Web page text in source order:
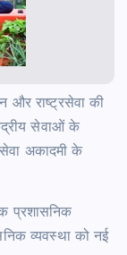
और राष्ट्रसेवा की
सेवाओं के
अकादमी के
प्रशासनिक
व्यवस्था को नई